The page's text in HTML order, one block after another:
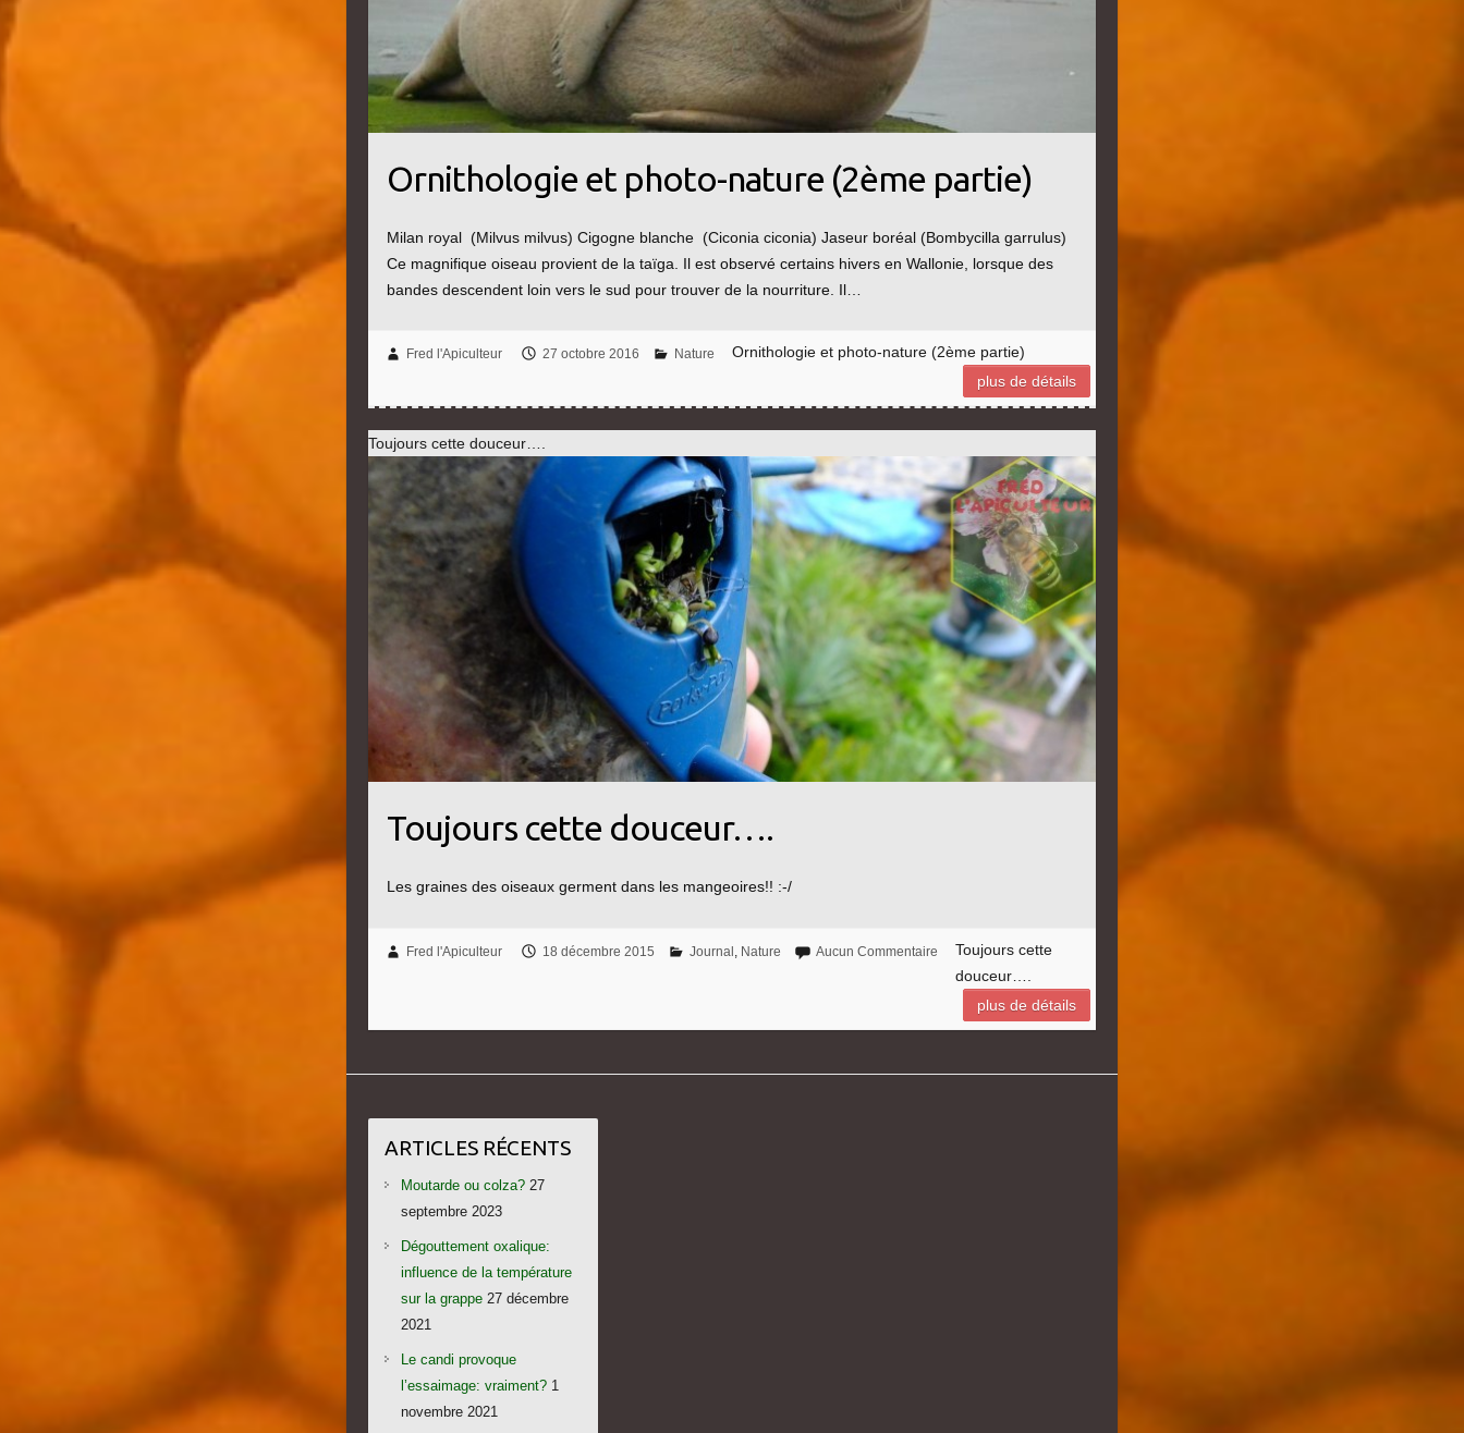
Ornithologie et photo-nature (2ème partie)
Milan royal (Milvus milvus) Cigogne blanche (Ciconia ciconia) Jaseur boréal (Bombycilla garrulus)
Ce magnifique oiseau provient de la taïga. Il est observé certains hivers en Wallonie, lorsque des
bandes descendent loin vers le sud pour trouver de la nourriture. Il…
Fred l'Apiculteur 27 octobre 2016 Nature
Ornithologie et photo-nature (2ème partie)
plus de détails
Toujours cette douceur….
Toujours cette douceur….
Les graines des oiseaux germent dans les mangeoires!! :-/
Fred l'Apiculteur 18 décembre 2015 Journal Nature Aucun Commentaire
Toujours cette
douceur….
plus de détails
ARTICLES RÉCENTS
Moutarde ou colza? 27
septembre 2023
Dégouttement oxalique:
influence de la température
sur la grappe 27 décembre
2021
Le candi provoque
l’essaimage: vraiment? 1
novembre 2021